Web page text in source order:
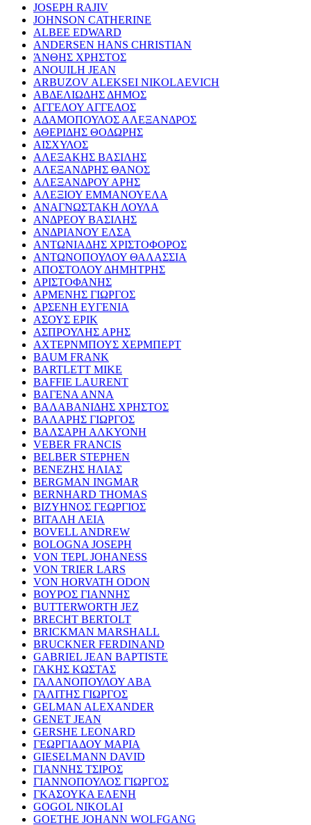
JOSEPH RAJIV
JOHNSON CATHERINE
ALBEE EDWARD
ANDERSEN HANS CHRISTIAN
ΆΝΘΗΣ ΧΡΗΣΤΟΣ
ANOUILH JEAN
ARBUZOV ALEKSEI NIKOLAEVICH
ΑΒΔΕΛΙΩΔΗΣ ΔΗΜΟΣ
ΑΓΓΕΛΟΥ ΑΓΓΕΛΟΣ
ΑΔΑΜΟΠΟΥΛΟΣ ΑΛΕΞΑΝΔΡΟΣ
ΑΘΕΡΙΔΗΣ ΘΟΔΩΡΗΣ
ΑΙΣΧΥΛΟΣ
ΑΛΕΞΑΚΗΣ ΒΑΣΙΛΗΣ
ΑΛΕΞΑΝΔΡΗΣ ΘΑΝΟΣ
ΑΛΕΞΑΝΔΡΟΥ ΑΡΗΣ
ΑΛΕΞΙΟΥ ΕΜΜΑΝΟΥΕΛΑ
ΑΝΑΓΝΩΣΤΑΚΗ ΛΟΥΛΑ
ΑΝΔΡΕΟΥ ΒΑΣΙΛΗΣ
ΑΝΔΡΙΑΝΟΥ ΕΛΣΑ
ΑΝΤΩΝΙΑΔΗΣ ΧΡΙΣΤΟΦΟΡΟΣ
ΑΝΤΩΝΟΠΟΥΛΟΥ ΘΑΛΑΣΣΙΑ
ΑΠΟΣΤΟΛΟΥ ΔΗΜΗΤΡΗΣ
ΑΡΙΣΤΟΦΑΝΗΣ
ΑΡΜΕΝΗΣ ΓΙΩΡΓΟΣ
ΑΡΣΕΝΗ ΕΥΓΕΝΙΑ
ΑΣΟΥΣ ΕΡΙΚ
ΑΣΠΡΟΥΛΗΣ ΑΡΗΣ
ΑΧΤΕΡΝΜΠΟΥΣ ΧΕΡΜΠΕΡΤ
BAUM FRANK
BARTLETT MIKE
BAFFIE LAURENT
ΒΑΓΕΝΑ ΑΝΝΑ
ΒΑΛΑΒΑΝΙΔΗΣ ΧΡΗΣΤΟΣ
ΒΑΛΑΡΗΣ ΓΙΩΡΓΟΣ
ΒΑΛΣΑΡΗ ΑΛΚΥΟΝΗ
VEBER FRANCIS
BELBER STEPHEN
ΒΕΝΕΖΗΣ ΗΛΙΑΣ
BERGMAN INGMAR
BERNHARD THOMAS
ΒΙΖΥΗΝΟΣ ΓΕΩΡΓΙΟΣ
ΒΙΤΑΛΗ ΛΕΙΑ
BOVELL ANDREW
BOLOGNA JOSEPH
VON TEPL JOHANESS
VON TRIER LARS
VON HORVATH ODON
ΒΟΥΡΟΣ ΓΙΑΝΝΗΣ
BUTTERWORTH JEZ
BRECHT BERTOLT
BRICKMAN MARSHALL
BRUCKNER FERDINAND
GABRIEL JEAN BAPTISTE
ΓΑΚΗΣ ΚΩΣΤΑΣ
ΓΑΛΑΝΟΠΟΥΛΟΥ ΑΒΑ
ΓΑΛΙΤΗΣ ΓΙΩΡΓΟΣ
GELMAN ALEXANDER
GENET JEAN
GERSHE LEONARD
ΓΕΩΡΓΙΑΔΟΥ ΜΑΡΙΑ
GIESELMANN DAVID
ΓΙΑΝΝΗΣ ΤΣΙΡΟΣ
ΓΙΑΝΝΟΠΟΥΛΟΣ ΓΙΩΡΓΟΣ
ΓΚΑΣΟΥΚΑ ΕΛΕΝΗ
GOGOL NIKOLAI
GOETHE JOHANN WOLFGANG